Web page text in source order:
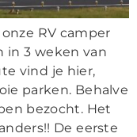
RV camper
in 3 weken van
vind je hier,
parken. Behalve
bezocht. Het
De eerste